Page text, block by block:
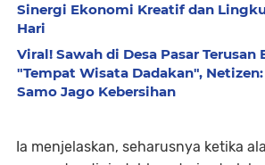
Sinergi Ekonomi Kreatif dan
Hari
Viral! Sawah di Desa Pasar Terusan
"Tempat Wisata Dadakan",
Samo Jago Kebersihan
Ia menjelaskan, seharusnya ketika